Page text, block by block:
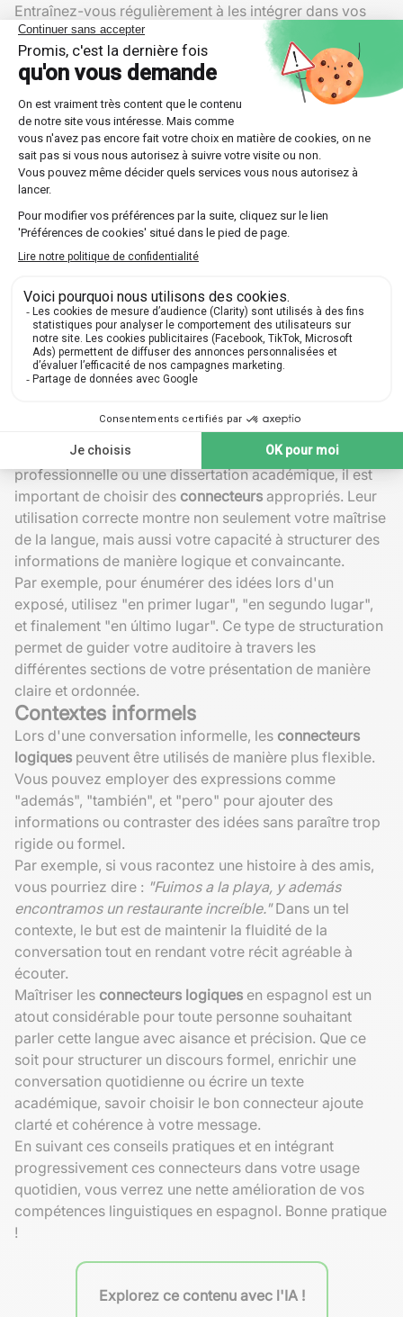
Entraînez-vous régulièrement à les intégrer dans vos
écrits et discussions. Non seulement cela améliorera
votre fluidité en espagnol, mais cela vous aidera
également à mieux structurer vos idées et à
communiquer plus clairement.
Pratique de l'écoute active
Une autre astuce efficace est l'écoute active. Lorsqu'on
écoute des natifs parler ou lorsqu'on regarde des
médias espagnols (films, émissions, podcasts), prenez
note des connecteurs logiques qu'ils utilisent. Essayez
de comprendre le contexte de leur utilisation et
intégrez-les dans votre propre vocabulaire.
Engager des dialogues simulés avec des amis ou
d'autres apprenants peut aussi être bénéfique. Ces
exercices de jeux de rôlesfacilitent l'application
pratique desconnecteurs logiquesen situation réelle,
consolidant ainsi vos compétences.
Contextes formels
Dans un contexte formel, comme une réunion
professionnelle ou une dissertation académique, il est
important de choisir des connecteurs appropriés. Leur
utilisation correcte montre non seulement votre maîtrise
de la langue, mais aussi votre capacité à structurer des
informations de manière logique et convaincante.
Par exemple, pour énumérer des idées lors d'un
exposé, utilisez "en primer lugar", "en segundo lugar",
et finalement "en último lugar". Ce type de structuration
permet de guider votre auditoire à travers les
différentes sections de votre présentation de manière
claire et ordonnée.
Contextes informels
Lors d'une conversation informelle, les connecteurs
logiques peuvent être utilisés de manière plus flexible.
Vous pouvez employer des expressions comme
"además", "también", et "pero" pour ajouter des
informations ou contraster des idées sans paraître trop
rigide ou formel.
Par exemple, si vous racontez une histoire à des amis,
vous pourriez dire : "Fuimos a la playa, y además
encontramos un restaurante increíble."Dans un tel
contexte, le but est de maintenir la fluidité de la
conversation tout en rendant votre récit agréable à
écouter.
Maîtriser les connecteurs logiques en espagnol est un
atout considérable pour toute personne souhaitant
parler cette langue avec aisance et précision. Que ce
soit pour structurer un discours formel, enrichir une
conversation quotidienne ou écrire un texte
académique, savoir choisir le bon connecteur ajoute
clarté et cohérence à votre message.
En suivant ces conseils pratiques et en intégrant
progressivement ces connecteurs dans votre usage
quotidien, vous verrez une nette amélioration de vos
compétences linguistiques en espagnol. Bonne pratique
!
Explorez ce contenu avec l'IA !